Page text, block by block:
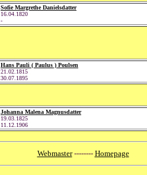
Sofie Margrethe Danielsdatter
16.04.1820
-
Hans Pauli ( Paulus ) Poulsen
21.02.1815
30.07.1895
Johanna Malena Magnusdatter
19.03.1825
11.12.1906
Webmaster-------- Homepage